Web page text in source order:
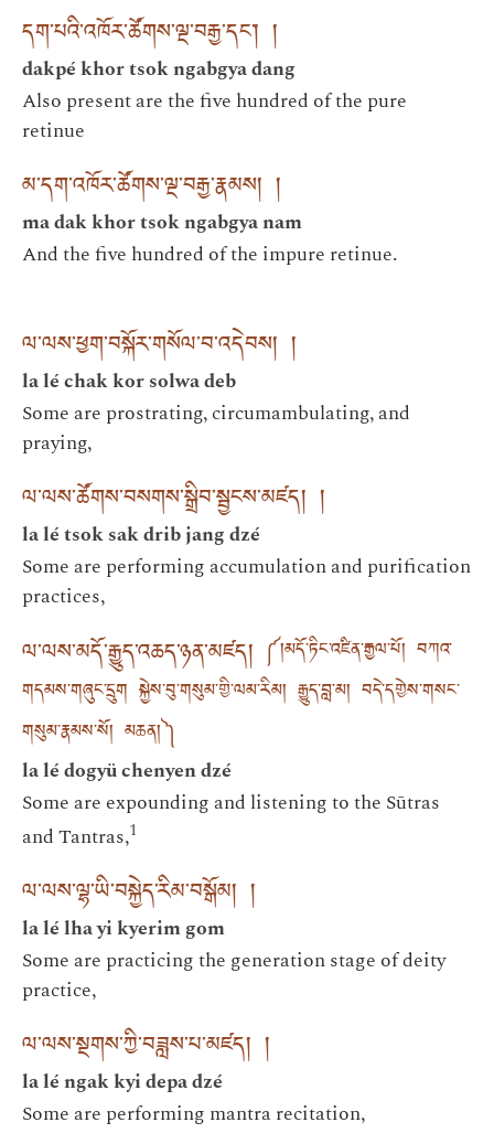
དག་པའི་འཁོར་ཚོགས་ལྔ་བརྒྱ་དང་། །
dakpé khor tsok ngabgya dang
Also present are the five hundred of the pure
retinue
མ་དག་འཁོར་ཚོགས་ལྔ་བརྒྱ་རྣམས། །
ma dak khor tsok ngabgya nam
And the five hundred of the impure retinue.
ལ་ལས་ཕྱག་བསྐོར་གསོལ་བ་འདེབས། །
la lé chak kor solwa deb
Some are prostrating, circumambulating, and
praying,
ལ་ལས་ཚོགས་བསགས་སྒྲིབ་སྦྱངས་མཛད། །
la lé tsok sak drib jang dzé
Some are performing accumulation and purification
practices,
ལ་ལས་མདོ་རྒྱུད་འཆད་ཉན་མཛད། ༼།མདོ་ཏིང་འཛིན་རྒྱལ་པོ། བཀའ་
གདམས་གཞུང་དྲུག སྐྱེས་བུ་གསུམ་གྱི་ལམ་རིམ། རྒྱུད་བླ་མ། བདེ་དགྱེས་གསང་
གསུམ་རྣམས་སོ། མཆན།༽
la lé dogyü chenyen dzé
Some are expounding and listening to the Sūtras
and Tantras,1
ལ་ལས་ལྷ་ཡི་བསྐྱེད་རིམ་བསྒོམ། །
la lé lha yi kyerim gom
Some are practicing the generation stage of deity
practice,
ལ་ལས་སྔགས་ཀྱི་བཟླས་པ་མཛད། །
la lé ngak kyi depa dzé
Some are performing mantra recitation,